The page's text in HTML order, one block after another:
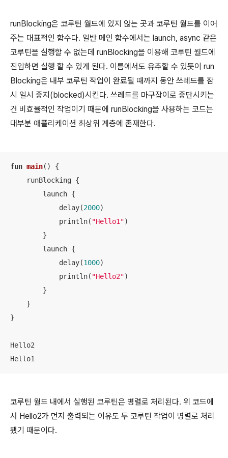
runBlocking은 코루틴 월드에 있지 않는 곳과 코루틴 월드를 이어
주는 대표적인 함수다. 일반 메인 함수에서는 launch, async 같은
코루틴을 실행할 수 없는데 runBlocking을 이용해 코루틴 월드에
진입하면 실행 할 수 있게 된다. 이름에서도 유추할 수 있듯이 run
Blocking은 내부 코루틴 작업이 완료될 때까지 동안 쓰레드를 잠
시 일시 중지(blocked)시킨다. 쓰레드를 마구잡이로 중단시키는
건 비효율적인 작업이기 때문에 runBlocking을 사용하는 코드는
대부분 애플리케이션 최상위 계층에 존재한다.
fun main()
{
    runBlocking {
        launch {
            delay(
2000)
            println(
"Hello1")
        }
        launch {
            delay(
1000)
            println(
"Hello2")
        }
    }
}
Hello2
Hello1
코루틴 월드 내에서 실행된 코루틴은 병렬로 처리된다. 위 코드에
서 Hello2가 먼저 출력되는 이유도 두 코루틴 작업이 병렬로 처리
됐기 때문이다.